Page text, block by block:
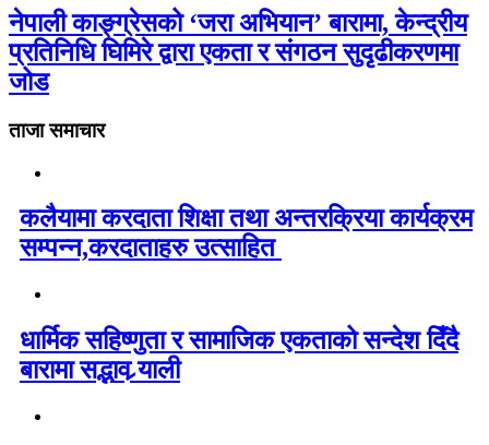
नेपाली काङ्ग्रेसको ‘जरा अभियान’ बारामा, केन्द्रीय
प्रतिनिधि घिमिरे द्वारा एकता र संगठन सुदृढीकरणमा
जोड
ताजा समाचार
कलैयामा करदाता शिक्षा तथा अन्तरक्रिया कार्यक्रम
सम्पन्न,करदाताहरु उत्साहित
धार्मिक सहिष्णुता र सामाजिक एकताको सन्देश दिँदै
बारामा सद्भाव र्‍याली